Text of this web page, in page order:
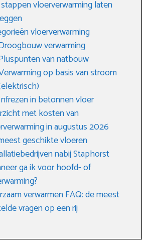
vloerverwarming laten
vloerverwarming
verwarming
van natbouw
op basis van stroom
in betonnen vloer
met kosten van
in augustus 2026
geschikte vloeren
nabij Staphorst
ga ik voor hoofd- of
verwarmen FAQ: de meest
vragen op een rij